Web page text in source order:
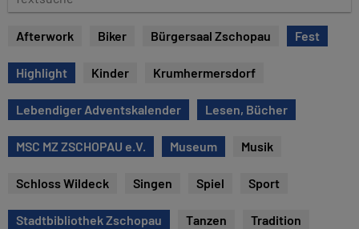
e
s
u
c
e
Afterwork Biker Bürgersaal Zschopau Fest
Highlight Kinder Krumhermersdorf
Lebendiger Adventskalender Lesen, Bücher
MSC MZ ZSCHOPAU e.V. Museum Musik
Schloss Wildeck Singen Spiel Sport
Stadtbibliothek Zschopau Tanzen Tradition